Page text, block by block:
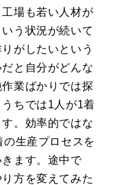
場も若い人材が
う状況が続いて
がしたいという
と自分がどんな
業ばかりでは探
ちでは1人が1着
。効率的ではな
生産プロセスを
ます。途中で
方を変えてみた